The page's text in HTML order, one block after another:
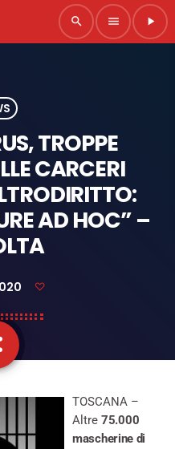
search menu play_arrow
TROPPE
CARCERI
AD HOC” –
TOSCANA –
Altre 75.000
mascherine di